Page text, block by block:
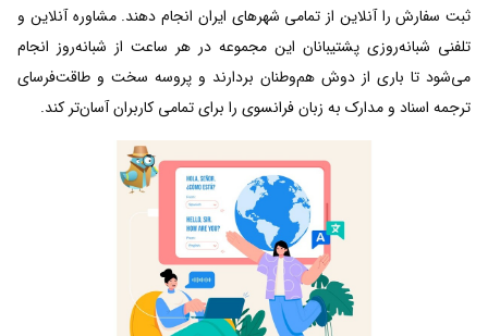
ثبت سفارش را آنلاین از تمامی شهرهای ایران انجام دهند. مشاوره آنلاین و
تلفنی شبانه‌روزی پشتیبانان این مجموعه در هر ساعت از شبانه‌روز انجام
می‌شود تا باری از دوش هم‌وطنان بردارند و پروسه سخت و طاقت‌فرسای
ترجمه اسناد و مدارک به زبان فرانسوی را برای تمامی کاربران آسان‌تر کند.